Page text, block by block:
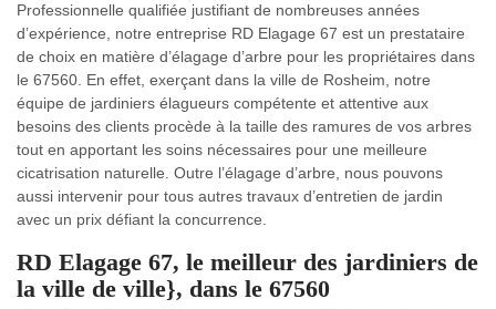
Professionnelle qualifiée justifiant de nombreuses années
d’expérience, notre entreprise RD Elagage 67 est un prestataire
de choix en matière d’élagage d’arbre pour les propriétaires dans
le 67560. En effet, exerçant dans la ville de Rosheim, notre
équipe de jardiniers élagueurs compétente et attentive aux
besoins des clients procède à la taille des ramures de vos arbres
tout en apportant les soins nécessaires pour une meilleure
cicatrisation naturelle. Outre l’élagage d’arbre, nous pouvons
aussi intervenir pour tous autres travaux d’entretien de jardin
avec un prix défiant la concurrence.
RD Elagage 67, le meilleur des jardiniers de
la ville de ville}, dans le 67560